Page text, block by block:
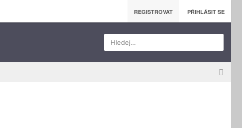
REGISTROVAT PŘIHLÁSIT SE
Hledej…